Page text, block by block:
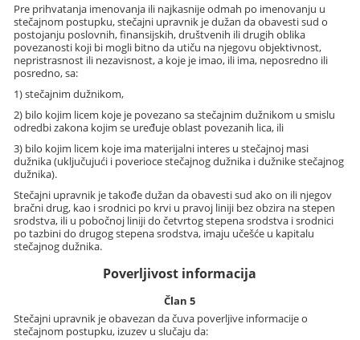
Pre prihvatanja imenovanja ili najkasnije odmah po imenovanju u
stečajnom postupku, stečajni upravnik je dužan da obavesti sud o
postojanju poslovnih, finansijskih, društvenih ili drugih oblika
povezanosti koji bi mogli bitno da utiču na njegovu objektivnost,
nepristrasnost ili nezavisnost, a koje je imao, ili ima, neposredno ili
posredno, sa:
1) stečajnim dužnikom,
2) bilo kojim licem koje je povezano sa stečajnim dužnikom u smislu
odredbi zakona kojim se uređuje oblast povezanih lica, ili
3) bilo kojim licem koje ima materijalni interes u stečajnoj masi
dužnika (uključujući i poverioce stečajnog dužnika i dužnike stečajnog
dužnika).
Stečajni upravnik je takođe dužan da obavesti sud ako on ili njegov
bračni drug, kao i srodnici po krvi u pravoj liniji bez obzira na stepen
srodstva, ili u pobočnoj liniji do četvrtog stepena srodstva i srodnici
po tazbini do drugog stepena srodstva, imaju učešće u kapitalu
stečajnog dužnika.
Poverljivost informacija
Član 5
Stečajni upravnik je obavezan da čuva poverljive informacije o
stečajnom postupku, izuzev u slučaju da: